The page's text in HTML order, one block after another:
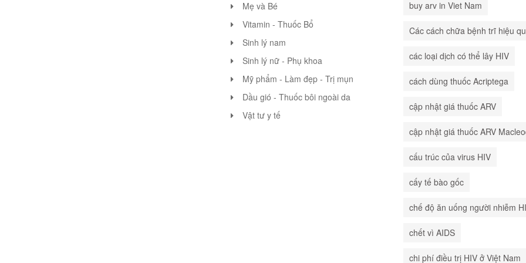
Mẹ và Bé
Vitamin - Thuốc Bổ
Sinh lý nam
Sinh lý nữ - Phụ khoa
Mỹ phẩm - Làm đẹp - Trị mụn
Dầu gió - Thuốc bôi ngoài da
Vật tư y tế
buy arv in Viet Nam
Các cách chữa bệnh trĩ hiệu
các loại dịch có thể lây HIV
cách dùng thuốc Acriptega
cập nhật giá thuốc ARV
cập nhật giá thuốc ARV
cấu trúc của virus HIV
cấy tế bào gốc
chế độ ăn uống người nhiễm
chết vì AIDS
chi phí điều trị HIV ở Việt Nam